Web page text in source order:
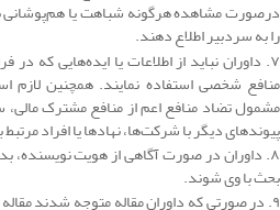
درصورت مشاهده هرگونه شباهت یا هم‌پوشانی
را به سردبیر اطلاع دهند.
۷. داوران نباید از اطلاعات یا ایده‌هایی که در
منافع شخصی استفاده نمایند. همچنین لازم
مشمول تضاد منافع اعم از منافع مشترک مالی،
پیوندهای دیگر با شرکت‌ها، نهادها یا افراد
۸. داوران در صورت آگاهی از هویت نویسنده،
بحث با وی شوند.
۹. در صورتی که داوران مقاله متوجه شدند